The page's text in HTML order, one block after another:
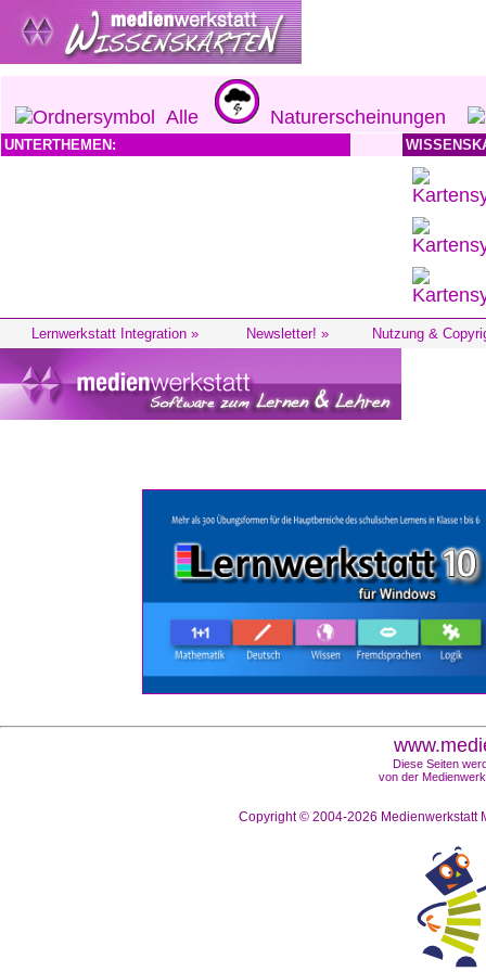
Alle Naturerscheinungen
UNTERTHEMEN:
Lernwerkstatt Integration » Newsletter! » Nutzung &
Diese Seiten
von der
Copyright © 2004-2026 Medienwerkstatt